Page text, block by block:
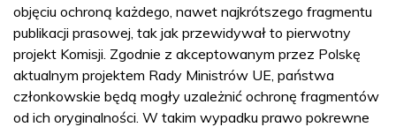
objęciu ochroną każdego, nawet najkrótszego fragmentu
publikacji prasowej, tak jak przewidywał to pierwotny
projekt Komisji. Zgodnie z akceptowanym przez Polskę
aktualnym projektem Rady Ministrów UE, państwa
członkowskie będą mogły uzależnić ochronę fragmentów
od ich oryginalności. W takim wypadku prawo pokrewne